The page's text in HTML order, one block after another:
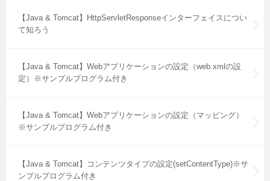
【Java & Tomcat】HttpServletResponseインターフェイスについ
て知ろう
【Java & Tomcat】Webアプリケーションの設定（web.xmlの設
定）※サンプルプログラム付き
【Java & Tomcat】Webアプリケーションの設定（マッピング）
※サンプルプログラム付き
【Java & Tomcat】コンテンツタイプの設定(setContentType)※サ
ンプルプログラム付き